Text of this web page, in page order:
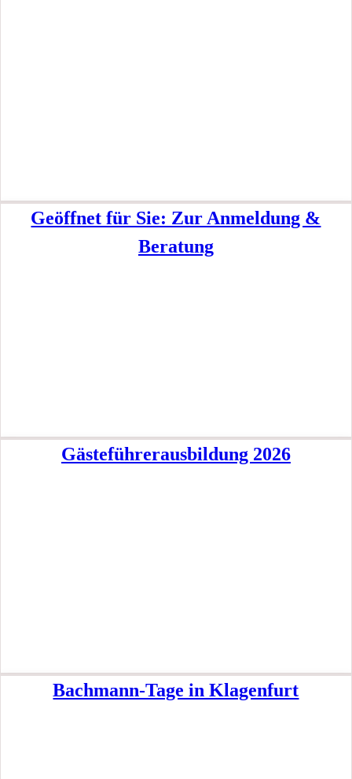
Geöffnet für Sie: Zur Anmeldung &
Beratung
Gästeführerausbildung 2026
Bachmann-Tage in Klagenfurt